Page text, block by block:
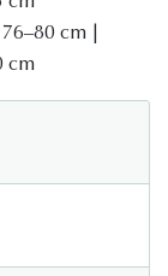
cm |
cm